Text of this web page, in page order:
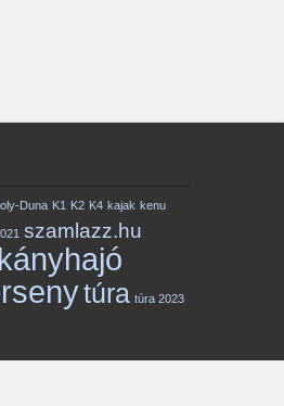
Duna K1 K2 K4 kajak kenu
szamlazz.hu
túra túra 2023